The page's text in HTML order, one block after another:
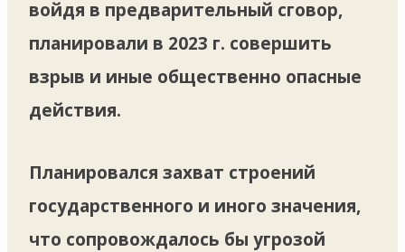
войдя в предварительный сговор,
планировали в 2023 г. совершить
взрыв и иные общественно опасные
действия.
Планировался захват строений
государственного и иного значения,
что сопровождалось бы угрозой